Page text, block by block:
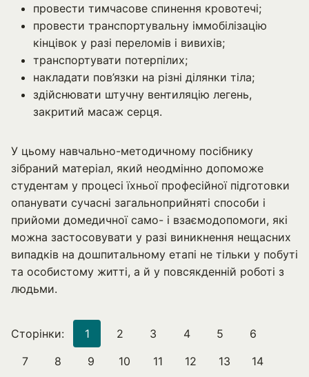
провести тимчасове спинення кровотечі;
провести транспортувальну іммобілізацію
кінцівок у разі переломів і вивихів;
транспортувати потерпілих;
накладати пов’язки на різні ділянки тіла;
здійснювати штучну вентиляцію легень,
закритий масаж серця.
У цьому навчально-методичному посібнику
зібраний матеріал, який неодмінно допоможе
студентам у процесі їхньої професійної підготовки
опанувати сучасні загальноприйняті способи і
прийоми домедичної само- і взаємодопомоги, які
можна застосовувати у разі виникнення нещасних
випадків на дошпитальному етапі не тільки у побуті
та особистому житті, а й у повсякденній роботі з
людьми.
Сторінки: 1 2 3 4 5
6
7
8 9 10 11 12 13 14